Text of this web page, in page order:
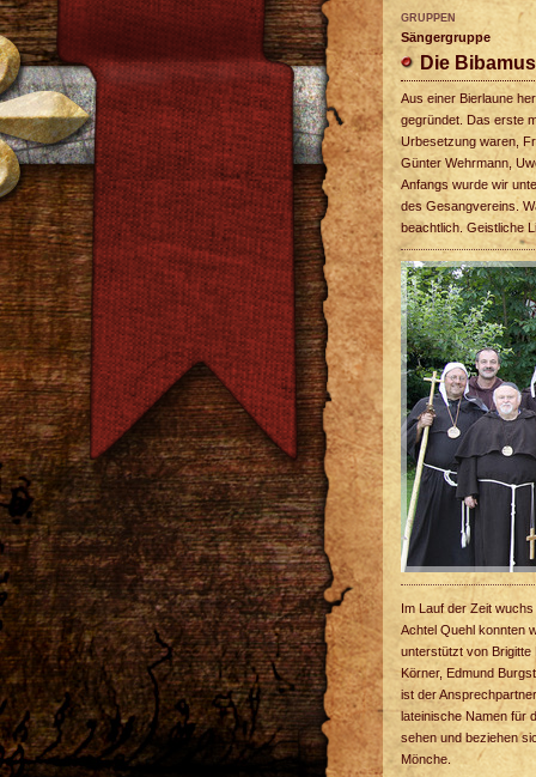
GRUPPEN
Sängergruppe
Die
Aus einer Bierlaune
gegründet. Das erste
Urbesetzung waren,
Günter Wehrmann,
Anfangs wurde wir
des Gesangvereins.
beachtlich. Geistliche
Im Lauf der Zeit
Achtel Quehl konnten
unterstützt von Brigitte
Körner, Edmund
ist der
lateinische Namen für
sehen und beziehen
Mönche.